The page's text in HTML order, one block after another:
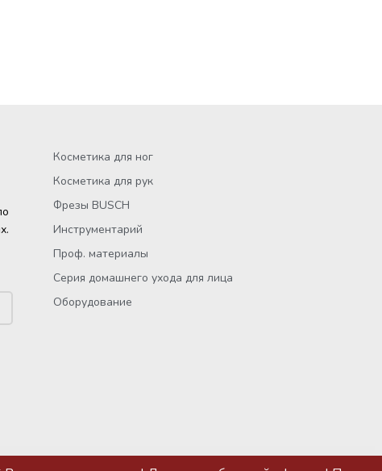
Косметика для ног
Косметика для рук
Фрезы BUSCH
Инструментарий
Проф. материалы
Серия домашнего ухода для лица
Оборудование